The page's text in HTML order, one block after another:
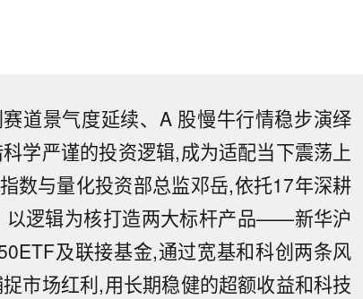
道景气度延续、A 股慢牛行情稳步演绎
学严谨的投资逻辑,成为适配当下震荡上
数与量化投资部总监邓岳,依托17年深耕
以逻辑为核打造两大标杆产品——新华沪
及联接基金,通过宽基和科创两条风
市场红利,用长期稳健的超额收益和科技